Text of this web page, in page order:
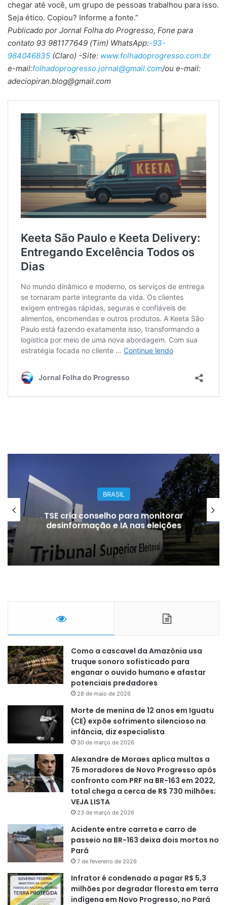
chegar até você, um grupo de pessoas trabalhou para isso.
Seja ético. Copiou? Informe a fonte.”
Publicado por Jornal Folha do Progresso, Fone para
contato 93 981177649 (Tim) WhatsApp:-93-
984046835 (Claro) -Site: www.folhadoprogresso.com.br
e-mail:folhadoprogresso.jornal@gmail.com/ou e-mail:
adeciopiran.blog@gmail.com
BRASIL
TSE cria conselho para monitorar
desinformação e IA nas eleições
Como a cascavel da Amazônia usa
truque sonoro sofisticado para
enganar o ouvido humano e afastar
potenciais predadores
28 de maio de 2026
Morte de menina de 12 anos em Iguatu
(CE) expõe sofrimento silencioso na
infância, diz especialista
30 de março de 2026
Alexandre de Moraes aplica multas a
75 moradores de Novo Progresso após
confronto com PRF na BR-163 em 2022,
total chega a cerca de R$ 730 milhões;
VEJA LISTA
23 de março de 2026
Acidente entre carreta e carro de
passeio na BR-163 deixa dois mortos no
Pará
7 de fevereiro de 2026
Infrator é condenado a pagar R$ 5,3
milhões por degradar floresta em terra
indígena em Novo Progresso, no Pará